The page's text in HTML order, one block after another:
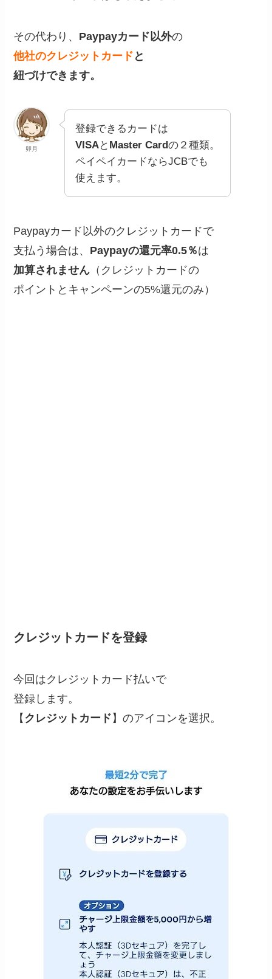
その代わり、 Paypayカード以外の
他社のクレジットカード と
紐づけできます。
卯月
登録できるカードは
VISAと Master Cardの２種類。
ペイペイカードならJCBでも
使えます。
Paypayカード以外のクレジットカードで
支払う場合は、 Paypayの還元率0.5％は
加算されません （クレジットカードの
ポイントとキャンペーンの5%還元のみ）
クレジットカードを登録
今回はクレジットカード払いで
登録します。
【 クレジットカード 】のアイコンを選択。